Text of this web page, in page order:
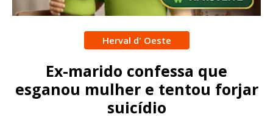
Herval d' Oeste
Ex-marido confessa que
esganou mulher e tentou forjar
suicídio